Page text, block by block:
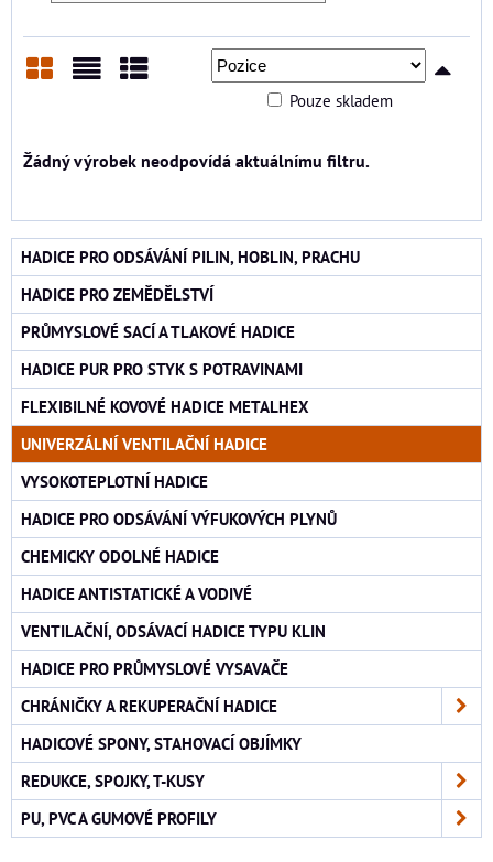
Pouze skladem
HADICE PRO ODSÁVÁNÍ PILIN, HOBLIN, PRACHU
HADICE PRO ZEMĚDĚLSTVÍ
PRŮMYSLOVÉ SACÍ A TLAKOVÉ HADICE
HADICE PUR PRO STYK S POTRAVINAMI
FLEXIBILNÉ KOVOVÉ HADICE METALHEX
UNIVERZÁLNÍ VENTILAČNÍ HADICE
VYSOKOTEPLOTNÍ HADICE
HADICE PRO ODSÁVÁNÍ VÝFUKOVÝCH PLYNŮ
CHEMICKY ODOLNÉ HADICE
HADICE ANTISTATICKÉ A VODIVÉ
VENTILAČNÍ, ODSÁVACÍ HADICE TYPU KLIN
HADICE PRO PRŮMYSLOVÉ VYSAVAČE
CHRÁNIČKY A REKUPERAČNÍ HADICE
HADICOVÉ SPONY, STAHOVACÍ OBJÍMKY
REDUKCE, SPOJKY, T-KUSY
PU, PVC A GUMOVÉ PROFILY